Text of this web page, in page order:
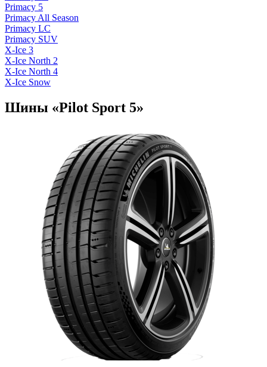
Primacy 5
Primacy All Season
Primacy LC
Primacy SUV
X-Ice 3
X-Ice North 2
X-Ice North 4
X-Ice Snow
Шины «Pilot Sport 5»